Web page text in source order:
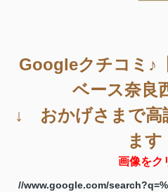
Googleクチコミ♪
ベース奈良
↓ おかげさまで高
ま
画像をク
//www.google.com/